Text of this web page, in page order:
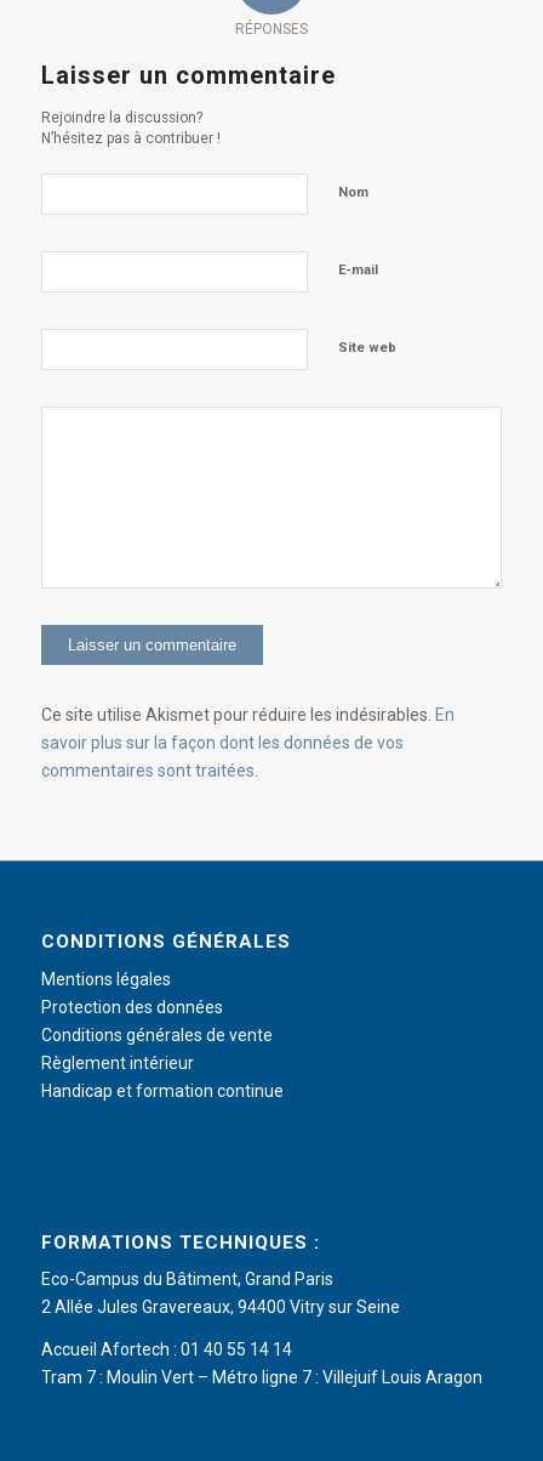
RÉPONSES
Laisser un commentaire
Rejoindre la discussion?
N’hésitez pas à contribuer !
Nom
E-mail
Site web
Ce site utilise Akismet pour réduire les indésirables. En
savoir plus sur la façon dont les données de vos
commentaires sont traitées
CONDITIONS GÉNÉRALES
Mentions légales
Protection des données
Conditions générales de vente
Règlement intérieur
Handicap et formation continue
FORMATIONS TECHNIQUES :
Eco-Campus du Bâtiment, Grand Paris
2 Allée Jules Gravereaux, 94400 Vitry sur Seine
Accueil Afortech : 01 40 55 14 14
Tram 7 : Moulin Vert – Métro ligne 7 : Villejuif Louis Aragon